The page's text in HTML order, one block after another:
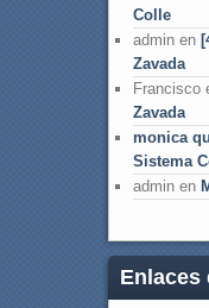
Colle
adminen
Zavada
Francisco
Zavada
monica
Sistema
adminen
Enlaces